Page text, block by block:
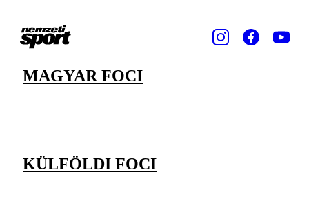
MAGYAR FOCI
KÜLFÖLDI FOCI